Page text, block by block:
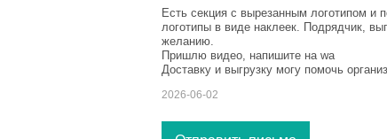
Есть секция с вырезанным логотипом и
логотипы в виде наклеек. Подрядчик,
желанию.
Пришлю видео, напишите на wa
Доставку и выгрузку могу помочь
2026-06-02